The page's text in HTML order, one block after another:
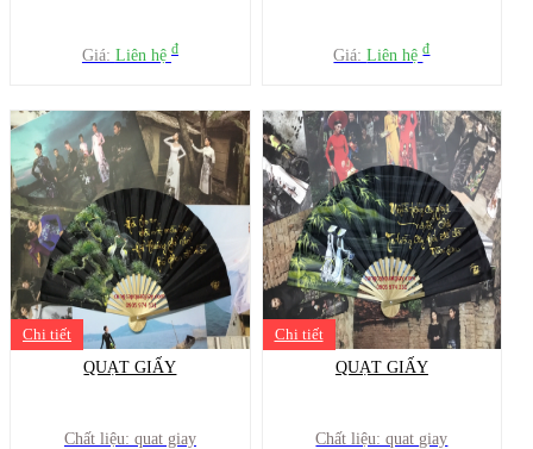
Giá: Liên hệ đ Giá:Liên hệđ
Chi tiết
QUẠT GIẤY
Chất liệu: quat giay
Chi tiết
QUẠT GIẤY
Chất liệu: quat giay